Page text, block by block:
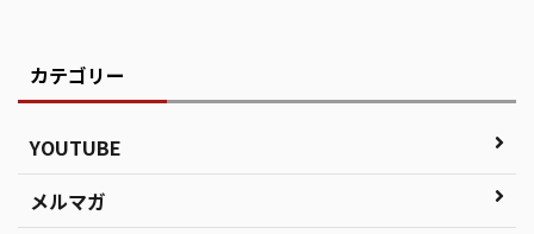
カテゴリー
YOUTUBE
メルマガ